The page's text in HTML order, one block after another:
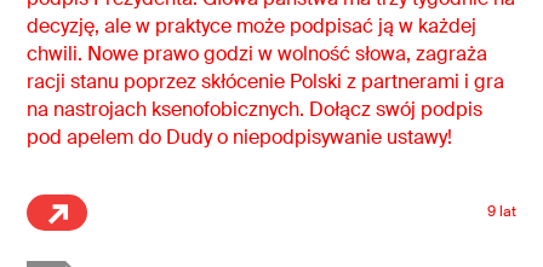
decyzję, ale w praktyce może podpisać ją w każdej
chwili. Nowe prawo godzi w wolność słowa, zagraża
racji stanu poprzez skłócenie Polski z partnerami i gra
na nastrojach ksenofobicznych. Dołącz swój podpis
pod apelem do Dudy o niepodpisywanie ustawy!
9 lat